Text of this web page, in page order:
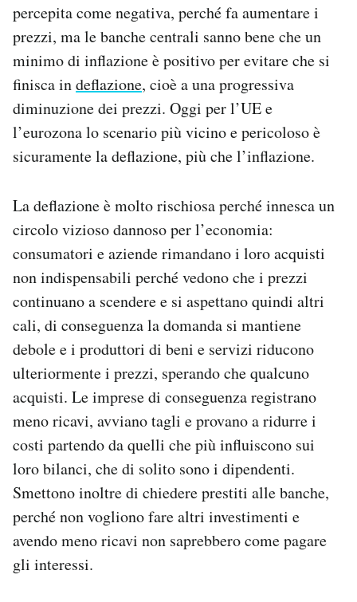
percepita come negativa, perché fa aumentare i
prezzi, ma le banche centrali sanno bene che un
minimo di inflazione è positivo per evitare che si
finisca indeflazione, cioè a una progressiva
diminuzione dei prezzi. Oggi per l’UE e
l’eurozona lo scenario più vicino e pericoloso è
sicuramente la deflazione, più che l’inflazione.
La deflazione è molto rischiosa perché innesca un
circolo vizioso dannoso per l’economia:
consumatori e aziende rimandano i loro acquisti
non indispensabili perché vedono che i prezzi
continuano a scendere e si aspettano quindi altri
cali, di conseguenza la domanda si mantiene
debole e i produttori di beni e servizi riducono
ulteriormente i prezzi, sperando che qualcuno
acquisti. Le imprese di conseguenza registrano
meno ricavi, avviano tagli e provano a ridurre i
costi partendo da quelli che più influiscono sui
loro bilanci, che di solito sono i dipendenti.
Smettono inoltre di chiedere prestiti alle banche,
perché non vogliono fare altri investimenti e
avendo meno ricavi non saprebbero come pagare
gli interessi.